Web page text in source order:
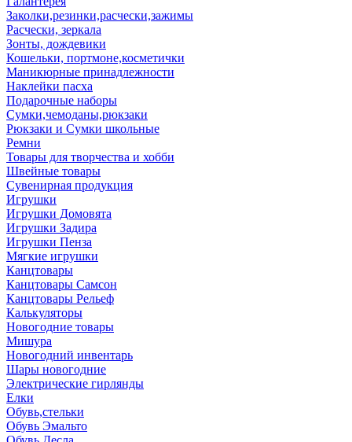
Заколки,резинки,расчески,зажимы
Расчески, зеркала
Зонты, дождевики
Кошельки, портмоне,косметички
Маникюрные принадлежности
Наклейки пасха
Подарочные наборы
Сумки,чемоданы,рюкзаки
Рюкзаки и Сумки школьные
Ремни
Товары для творчества и хобби
Швейные товары
Сувенирная продукция
Игрушки
Игрушки Домовята
Игрушки Задира
Игрушки Пенза
Мягкие игрушки
Канцтовары
Канцтовары Самсон
Канцтовары Рельеф
Калькуляторы
Новогодние товары
Мишура
Новогодний инвентарь
Шары новогодние
Электрические гирлянды
Елки
Обувь,стельки
Обувь Эмальто